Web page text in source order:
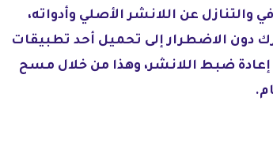
عن اللانشر الأصلي وأدواته،
دون الاضطرار إلى تحميل أحد تطبيقات
إعادة ضبط اللانشر، وهذا من خلال مسح